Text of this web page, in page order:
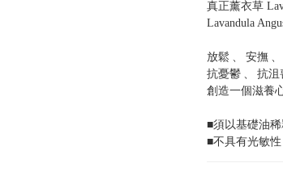
真正薰衣草
Lavandula
放鬆 、 安撫 、
抗憂鬱 、 抗沮
創造一個滋養
■須以基礎油
■不具有光敏性